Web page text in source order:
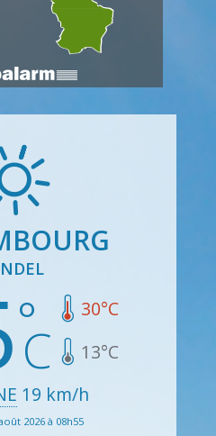
30°C
13°C
19 km/h
2026 à 08h55